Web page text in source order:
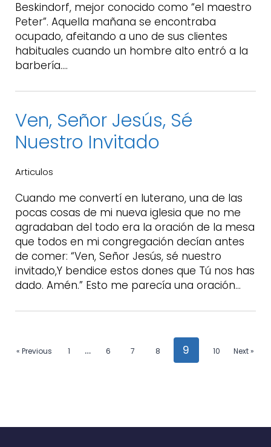
Beskindorf, mejor conocido como “el maestro
Peter”. Aquella mañana se encontraba
ocupado, afeitando a uno de sus clientes
habituales cuando un hombre alto entró a la
barbería….
Ven, Señor Jesús, Sé
Nuestro Invitado
Articulos
Cuando me convertí en luterano, una de las
pocas cosas de mi nueva iglesia que no me
agradaban del todo era la oración de la mesa
que todos en mi congregación decían antes
de comer: “Ven, Señor Jesús, sé nuestro
invitado,Y bendice estos dones que Tú nos has
dado. Amén.” Esto me parecía una oración…
« Previous 1 … 6 7 8 9 10 Next »